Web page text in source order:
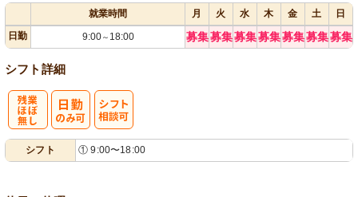
就業時間 月 火 水 木 金 土
日
日勤
9:00～ 18:00 募集募集募集募集募集募集募集
シフト詳細
シフト ① 9:00〜18:00